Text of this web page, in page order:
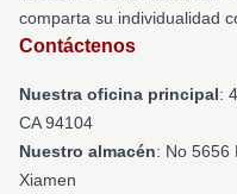
comparta su individualidad
Contáctenos
Nuestra oficina principal:
CA 94104
Nuestro almacén: No 5656
Xiamen